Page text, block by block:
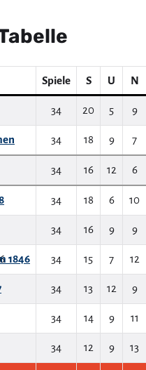
Spiele S U N
34 20 5 9
34 18 9 7
34 16 12 6
34 18 6 10
34 16 9 9
1846 34 15 7 12
34 13 12 9
34 14 9 11
34 12 9 13